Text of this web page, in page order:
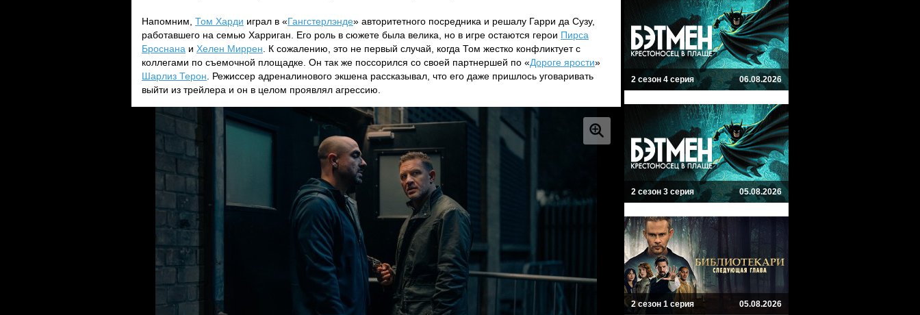
Напомним, Том Харди играл в «Гангстерлэнде» авторитетного посредника и решалу Гарри да Сузу,
работавшего на семью Харриган. Его роль в сюжете была велика, но в игре остаются герои Пирса
Броснана и Хелен Миррен . К сожалению, это не первый случай, когда Том жестко конфликтует с
коллегами по съемочной площадке. Он так же поссорился со своей партнершей по «Дороге ярости»
Шарлиз Терон . Режиссер адреналинового экшена рассказывал, что его даже пришлось уговаривать
выйти из трейлера и он в целом проявлял агрессию.
2 сезон 4 серия 06.08.2026
2 сезон 3 серия 05.08.2026
2 сезон 1 серия 05.08.2026